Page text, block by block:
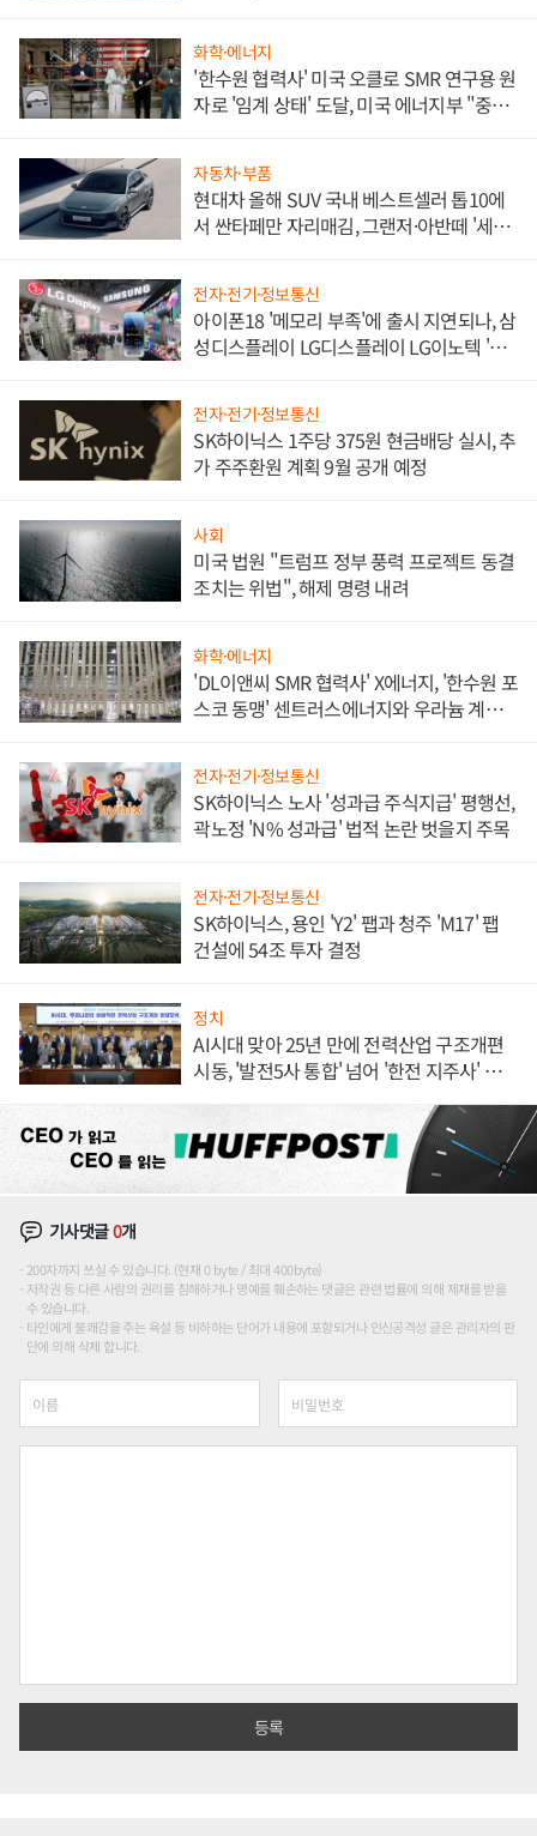
화학·에너지
'한수원 협력사' 미국 오클로 SMR 연구용 원
자로 '임계 상태' 도달, 미국 에너지부 "중요
자동차·부품
현대차 올해 SUV 국내 베스트셀러 톱10에
서 싼타페만 자리매김, 그랜저·아반떼 '세단
전자·전기·정보통신
아이폰18 '메모리 부족'에 출시 지연되나, 삼
성디스플레이 LG디스플레이 LG이노텍 '탈
전자·전기·정보통신
SK하이닉스 1주당 375원 현금배당 실시, 추
가 주주환원 계획 9월 공개 예정
사회
미국 법원 "트럼프 정부 풍력 프로젝트 동결
조치는 위법", 해제 명령 내려
화학·에너지
'DL이앤씨 SMR 협력사' X에너지, '한수원 포
스코 동맹' 센트러스에너지와 우라늄 계약
전자·전기·정보통신
SK하이닉스 노사 '성과급 주식지급' 평행선,
곽노정 'N% 성과급' 법적 논란 벗을지 주목
전자·전기·정보통신
SK하이닉스, 용인 'Y2' 팹과 청주 'M17' 팹
건설에 54조 투자 결정
정치
AI시대 맞아 25년 만에 전력산업 구조개편
시동, '발전5사 통합' 넘어 '한전 지주사' 재편
기사댓글0개
200자까지 쓰실 수 있습니다. (현재 0 byte / 최대 400byte)
저작권 등 다른 사람의 권리를 침해하거나 명예를 훼손하는 댓글은 관련 법률에 의해 제재를 받을
수 있습니다.
타인에게 불쾌감을 주는 욕설 등 비하하는 단어가 내용에 포함되거나 인신공격성 글은 관리자의 판
단에 의해 삭제 합니다.